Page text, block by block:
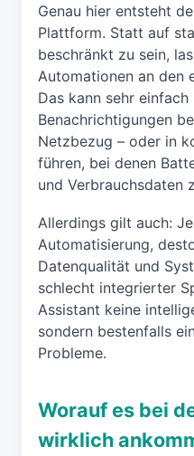
Genau hier entsteht
Plattform. Statt auf
beschränkt zu sein,
Automationen an den
Das kann sehr
Benachrichtigungen
Netzbezug – oder in
führen, bei denen
und Verbrauchsdaten
Allerdings gilt auch:
Automatisierung,
Datenqualität und
schlecht integrierter
Assistant keine
sondern bestenfalls
Probleme.
Worauf es bei
wirklich